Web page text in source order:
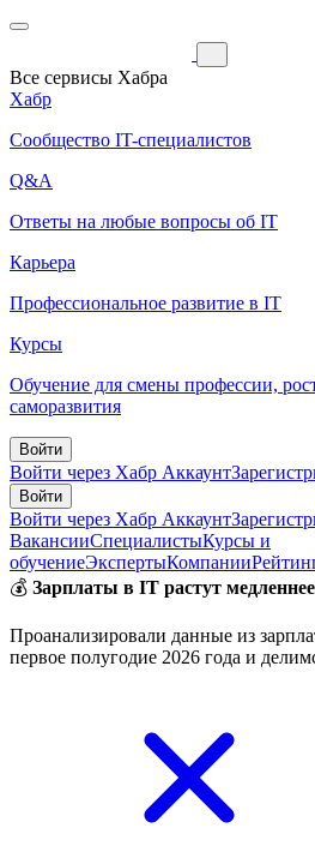
Все сервисы Хабра
Хабр
Сообщество IT-специалистов
Q&A
Ответы на любые вопросы об IT
Карьера
Профессиональное развитие в IT
Курсы
Обучение для смены профессии,
саморазвития
Войти
Войти через Хабр Аккаунт
Войти
Войти через Хабр Аккаунт
ВакансииСпециалистыКурсы и
обучениеЭкспертыКомпании
💰 Зарплаты в IT растут
Проанализировали данные из
первое полугодие 2026 года и